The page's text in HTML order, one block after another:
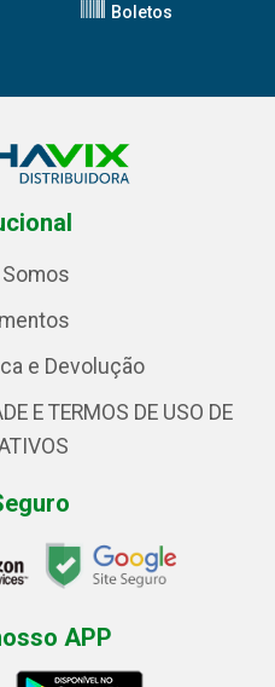
Boletos
e Devolução
E TERMOS DE USO DE
APP